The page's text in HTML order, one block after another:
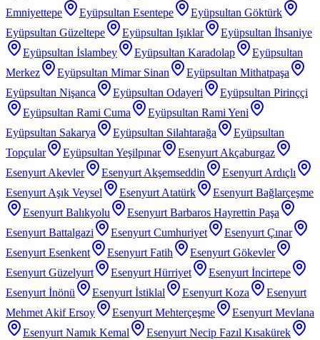
Emniyettepe
Eyüpsultan Esentepe
Eyüpsultan Göktürk
Eyüpsultan Güzeltepe
Eyüpsultan Işıklar
Eyüpsultan İhsaniye
Eyüpsultan İslambey
Eyüpsultan Karadolap
Eyüpsultan
Merkez
Eyüpsultan Mimar Sinan
Eyüpsultan Mithatpaşa
Eyüpsultan Nişanca
Eyüpsultan Odayeri
Eyüpsultan Pirinççi
Eyüpsultan Rami Cuma
Eyüpsultan Rami Yeni
Eyüpsultan Sakarya
Eyüpsultan Silahtarağa
Eyüpsultan
Topçular
Eyüpsultan Yeşilpınar
Esenyurt Akçaburgaz
Esenyurt Akevler
Esenyurt Akşemseddin
Esenyurt Ardıçlı
Esenyurt Aşık Veysel
Esenyurt Atatürk
Esenyurt Bağlarçeşme
Esenyurt Balıkyolu
Esenyurt Barbaros Hayrettin Paşa
Esenyurt Battalgazi
Esenyurt Cumhuriyet
Esenyurt Çınar
Esenyurt Esenkent
Esenyurt Fatih
Esenyurt Gökevler
Esenyurt Güzelyurt
Esenyurt Hürriyet
Esenyurt İncirtepe
Esenyurt İnönü
Esenyurt İstiklal Esenyurt Koza
Esenyurt
Mehmet Akif Ersoy
Esenyurt Mehterçeşme
Esenyurt Mevlana
Esenyurt Namık Kemal
Esenyurt Necip Fazıl Kısakürek